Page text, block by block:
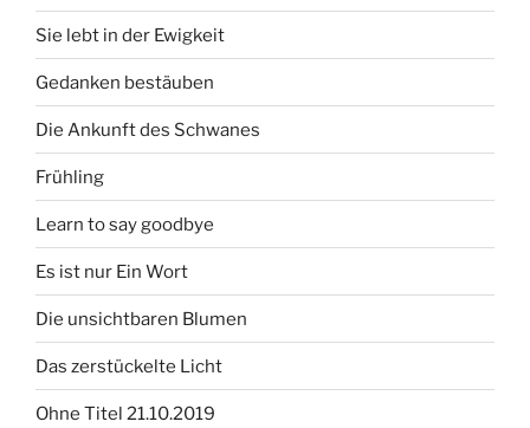
Sie lebt in der Ewigkeit
Gedanken bestäuben
Die Ankunft des Schwanes
Frühling
Learn to say goodbye
Es ist nur Ein Wort
Die unsichtbaren Blumen
Das zerstückelte Licht
Ohne Titel 21.10.2019